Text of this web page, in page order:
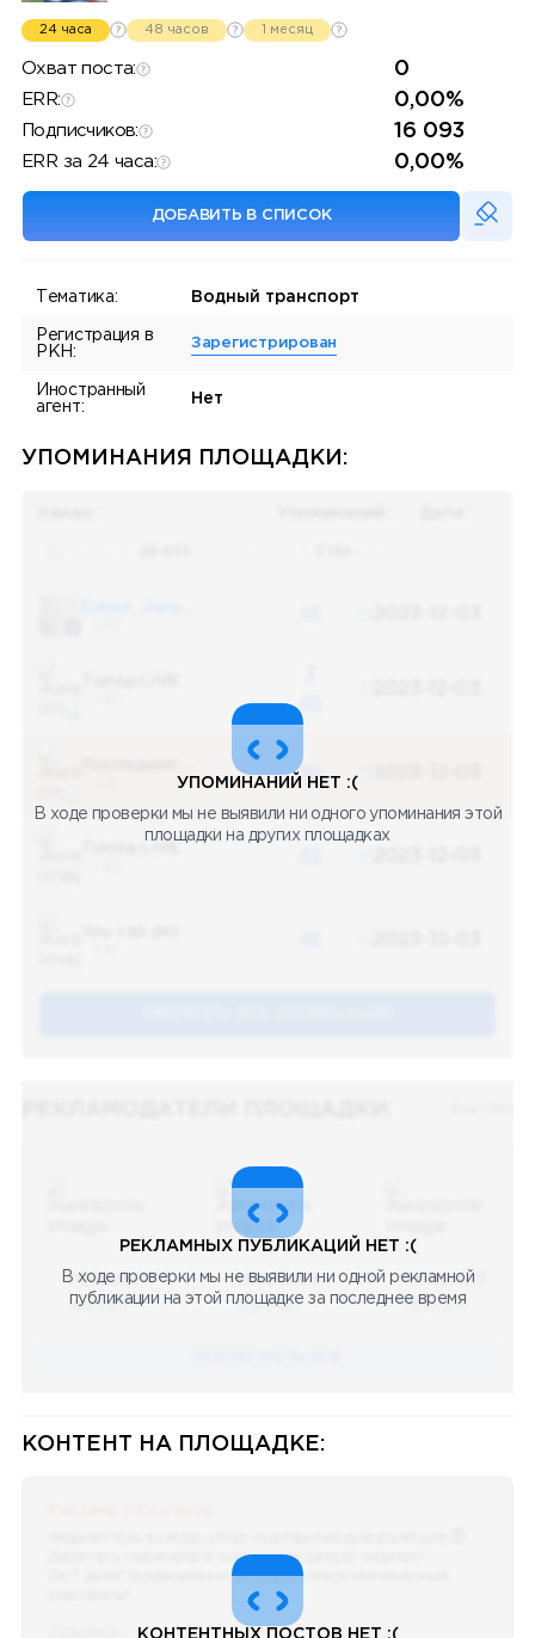
24 часа 48 часов 1 месяц
Охват поста: 0
ERR: 0,00%
Подписчиков: 16 093
ERR за 24 часа: 0,00%
ДОБАВИТЬ В СПИСОК
Тематика: Водный транспорт
Регистрация в
РКН:
Зарегистрирован
Иностранный
агент:
Нет
УПОМИНАНИЯ ПЛОЩАДКИ:
48
48
УПОМИНАНИЙ НЕТ :(
В ходе проверки мы не выявили ни одного упоминания этой
площадки на других площадках
08.05.2023
Научный
08.05.2023
Научный
08.05.2023
Научный
РЕКЛАМНЫХ ПУБЛИКАЦИЙ НЕТ :(
В ходе проверки мы не выявили ни одной рекламной
публикации на этой площадке за последнее время
КОНТЕНТ НА ПЛОЩАДКЕ:
Делитесь скринами в комментах целую неделю!
За 7 дней традиционно выберу самые интересные
КОНТЕНТНЫХ ПОСТОВ НЕТ :(